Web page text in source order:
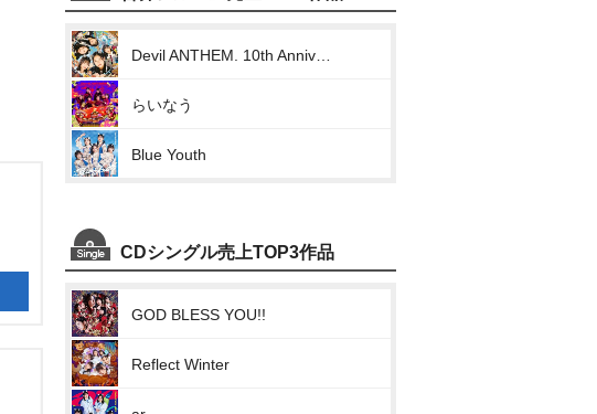
らいなう
Blue Youth
CDシングル売上TOP3作品
GOD BLESS YOU!!
Reflect Winter